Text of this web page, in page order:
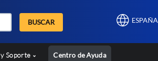
BUSCAR ESPAÑA
Soporte Centro de Ayuda